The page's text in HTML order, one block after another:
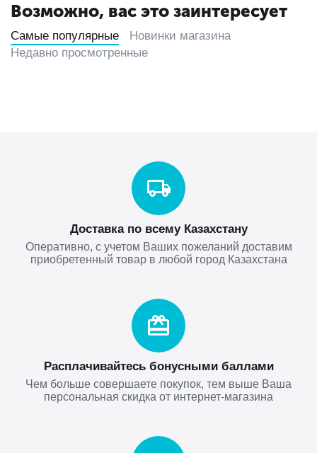
Возможно, вас это заинтересует
Самые популярные
Новинки магазина
Недавно просмотренные
Доставка по всему Казахстану
Оперативно, с учетом Ваших пожеланий доставим
приобретенный товар в любой город Казахстана
Расплачивайтесь бонусными баллами
Чем больше совершаете покупок, тем выше Ваша
персональная скидка от интернет-магазина